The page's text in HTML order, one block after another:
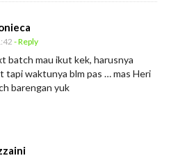
- Reply
batch mau ikut kek, harusnya
tapi waktunya blm pas … mas Heri
barengan yuk